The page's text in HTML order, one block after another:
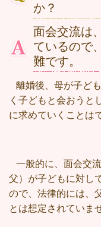
か？
面会交流は
ているので
難です。
離婚後、母が子ど
く子どもと会おうと
に求めていくことは
一般的に、面会交
父）が子どもに対し
ので、法律的には、
とは想定されていま